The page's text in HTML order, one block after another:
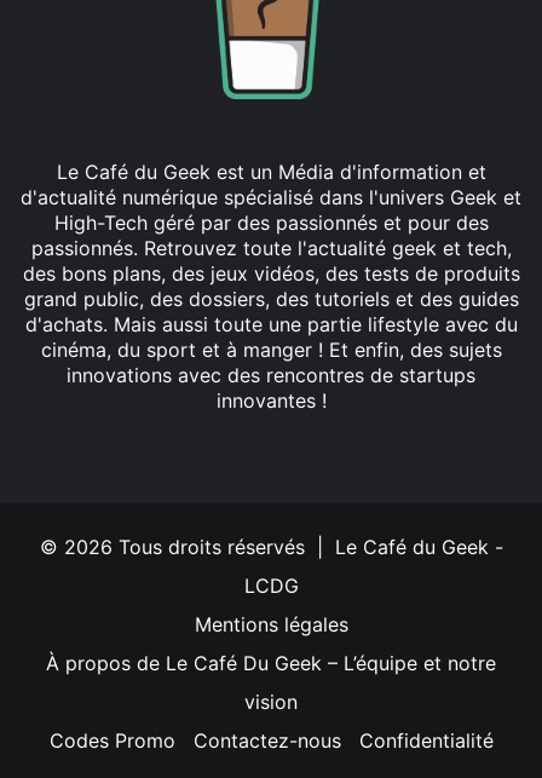
Le Café du Geek est un Média d'information et
d'actualité numérique spécialisé dans l'univers Geek et
High-Tech géré par des passionnés et pour des
passionnés. Retrouvez toute l'actualité geek et tech,
des bons plans, des jeux vidéos, des tests de produits
grand public, des dossiers, des tutoriels et des guides
d'achats. Mais aussi toute une partie lifestyle avec du
cinéma, du sport et à manger ! Et enfin, des sujets
innovations avec des rencontres de startups
innovantes !
© 2026 Tous droits réservés | Le Café du Geek -
LCDG
Mentions légales
À propos de Le Café Du Geek – L’équipe et notre
vision
Codes Promo
Contactez-nous Confidentialité